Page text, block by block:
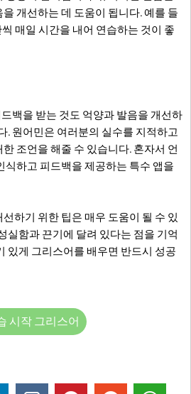
개선하는 데 도움이 됩니다. 예를 들
매일 시간을 내어 연습하는 것이 좋
백을 받는 것도 억양과 발음을 개선하
. 원어민은 여러분의 실수를 지적하고
조언을 해줄 수 있습니다. 혼자서 언
식하고 피드백을 제공하는 특수 앱을
하기 위한 팁은 매우 도움이 될 수 있
실함과 끈기에 달려 있다는 점을 기억
있게 그리스어를 배우면 반드시 성공
시작 그리스어